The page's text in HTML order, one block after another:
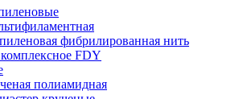
фибрилированная нить
FDY
полиамидная